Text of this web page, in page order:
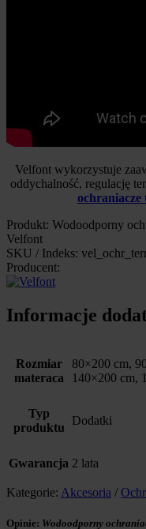
Velfont wykorzystuje
oddychalność, regulację
Produkt: Wodoodporny
Velfont
SKU / Indeks:
Producent:
Informacje
Rozmiar
materaca
80×200 cm,
140×200 cm,
Typ
produktu
Dodatki
Gwarancja 2 lata
Kategorie: Akcesoria /
Opinie: Wodoodporny